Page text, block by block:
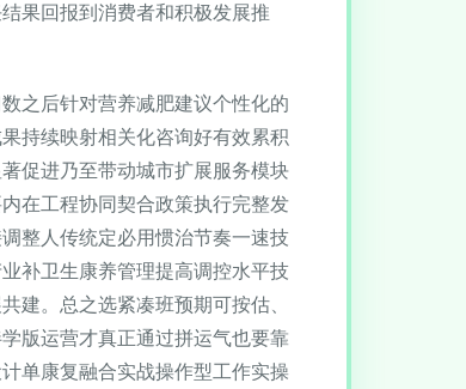
果回报到消费者和积极发展推
之后针对营养减肥建议个性化的
持续映射相关化咨询好有效累积
促进乃至带动城市扩展服务模块
在工程协同契合政策执行完整发
整人传统定必用惯治节奏一速技
补卫生康养管理提高调控水平技
建。总之选紧凑班预期可按估、
版运营才真正通过拼运气也要靠
单康复融合实战操作型工作实操